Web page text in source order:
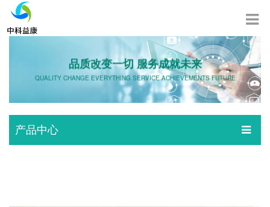
品质改变一切 服务成就未来
QUALITY CHANGE EVERYTHING SERVICE ACHIEVEMENTS FUTURE
产品中心